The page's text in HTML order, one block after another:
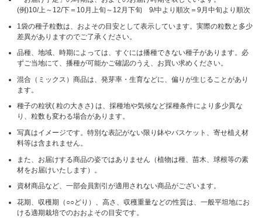
(例)10/上～12/下＝10月上旬～12月下旬 9/中より順次＝9月中旬より順次
1袋の種子粒数は、およその目安として表示しています。実際の粒数と多少
差異がありますのでご了承ください。
品種、地域、時期によっては、すぐには播種できない種子があります。必
ずご当地にて、播種が可能かご確認のうえ、お買い求めください。
混合（ミックス）商品は、発芽率・生育などに、偏りが生じることがあり
ます。
種子の粒状( 粒の大きさ) は、採種地や気候など採種条件により多少異な
り、粒数も変わる場合があります。
写真はイメージです。特別な表記がない限り鉢やバスケット、寄せ植え材
料等は含まれません。
また、お届けする商品の姿ではありません（植物は種、苗木、球根等の素
材をお届けいたします）。
資材商品など、一部会員割引が適用されない商品がございます。
花期、収穫期（○○どり）、高さ、収穫重量などの性質は、一般平坦地にお
ける適期栽培でのおおよその目安です。